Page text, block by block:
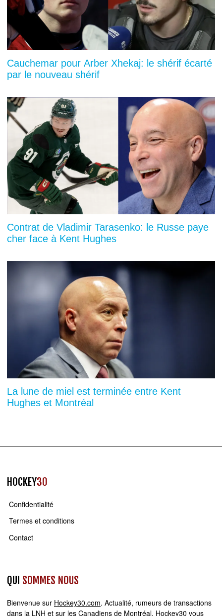
Cauchemar pour Arber Xhekaj: le shérif écarté
par le nouveau shérif
Contrat de Vladimir Tarasenko: le Russe paye
cher face à Kent Hughes
La lune de miel est terminée entre Kent
Hughes et Montréal
HOCKEY30
Confidentialité
Termes et conditions
Contact
QUI SOMMES NOUS
Bienvenue sur Hockey30.com. Actualité, rumeurs de transactions
dans la LNH et sur les Canadiens de Montréal, Hockey30 vous